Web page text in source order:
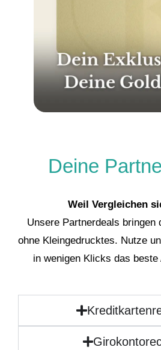
Deine
Weil Vergleichen
Unsere Partnerdeals bringen
ohne Kleingedrucktes. Nutze
in wenigen Klicks das beste